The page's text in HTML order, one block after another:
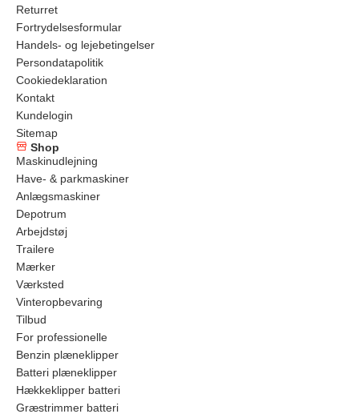
Returret
Fortrydelsesformular
Handels- og lejebetingelser
Persondatapolitik
Cookiedeklaration
Kontakt
Kundelogin
Sitemap
Shop
Maskinudlejning
Have- & parkmaskiner
Anlægsmaskiner
Depotrum
Arbejdstøj
Trailere
Mærker
Værksted
Vinteropbevaring
Tilbud
For professionelle
Benzin plæneklipper
Batteri plæneklipper
Hækkeklipper batteri
Græstrimmer batteri